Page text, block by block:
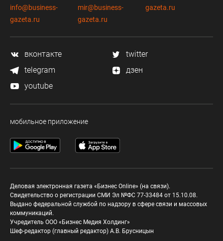
info@business-
gazeta.ru
mir@business-
gazeta.ru
gazeta.ru
вконтакте
twitter
telegram
дзен
youtube
мобильное приложение
Деловая электронная газета «Бизнес Online» (на связи).
Свидетельство о регистрации СМИ Эл №ФС 77-33484 от 15.10.08.
Выдано федеральной службой по надзору в сфере связи и массовых
коммуникаций.
Учредитель ООО «Бизнес Медия Холдинг»
Шеф-редактор (главный редактор) А.В. Брусницын